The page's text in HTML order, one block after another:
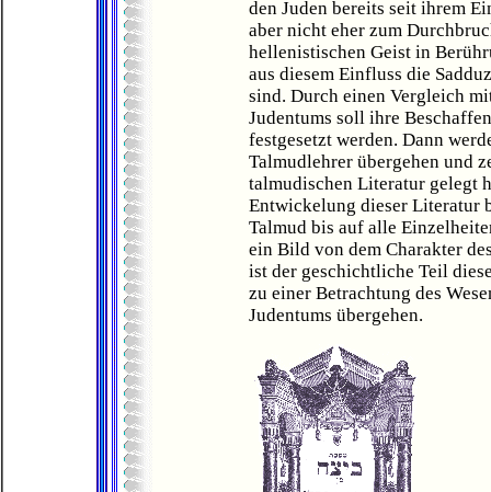
den Juden bereits seit ihrem
aber nicht eher zum
hellenistischen Geist in
aus diesem Einfluss die
sind. Durch einen Vergleich
Judentums soll ihre
festgesetzt werden. Dann
Talmudlehrer übergehen und
talmudischen Literatur gelegt
Entwickelung dieser Literatur
Talmud bis auf alle
ein Bild von dem Charakter
ist der geschichtliche Teil
zu einer Betrachtung des
Judentums übergehen.